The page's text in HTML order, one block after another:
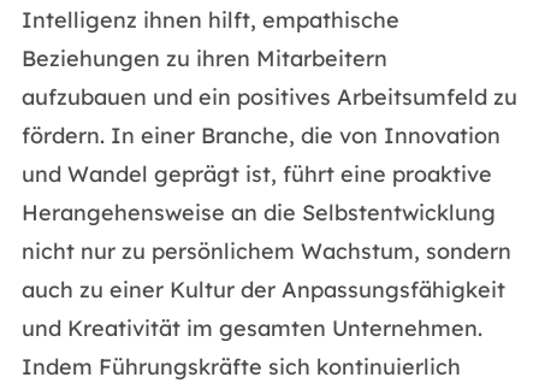
Intelligenz ihnen hilft, empathische
Beziehungen zu ihren Mitarbeitern
aufzubauen und ein positives Arbeitsumfeld zu
fördern. In einer Branche, die von Innovation
und Wandel geprägt ist, führt eine proaktive
Herangehensweise an die Selbstentwicklung
nicht nur zu persönlichem Wachstum, sondern
auch zu einer Kultur der Anpassungsfähigkeit
und Kreativität im gesamten Unternehmen.
Indem Führungskräfte sich kontinuierlich